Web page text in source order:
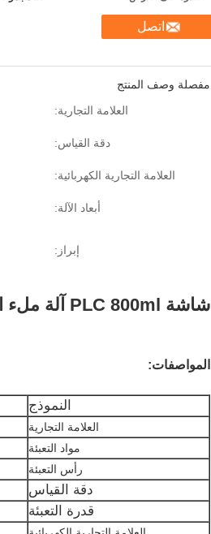
اتصل
مفصلة وصف المنتج
العلامة التجارية:
دقة القياس:
العلامة التجارية الكهربائية:
أبعاد الآلة:
إبراز:
شاشة PLC 800ml آلة ملء الماء التلقائية آلة ملء السائل الكهربائية
المواصفات:
النموذج
العلامة التجارية
مواد التعبئة
رأس التعبئة
دقة القياس
قدرة التعبئة